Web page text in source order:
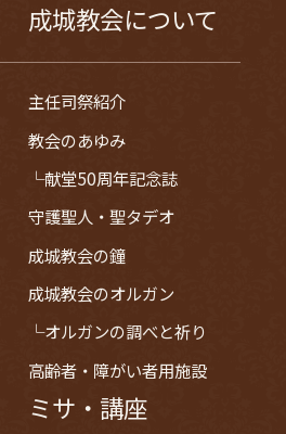
成城教会について
主任司祭紹介
教会のあゆみ
献堂50周年記念誌
守護聖人・聖タデオ
成城教会の鐘
成城教会のオルガン
オルガンの調べと祈り
高齢者・障がい者用施設
ミサ・講座